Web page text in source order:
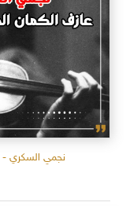
نجمي السكري -